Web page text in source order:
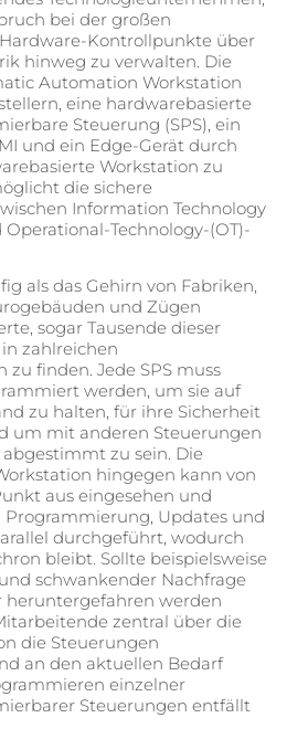
bei der großen
Kontrollpunkte über
hinweg zu verwalten. Die
Automation Workstation
eine hardwarebasierte
Steuerung (SPS), ein
und ein Edge-Gerät durch
Workstation zu
die sichere
Information Technology
Operational-Technology-(OT)-
als das Gehirn von Fabriken,
und Zügen
sogar Tausende dieser
zahlreichen
zu finden. Jede SPS muss
werden, um sie auf
zu halten, für ihre Sicherheit
um mit anderen Steuerungen
zu sein. Die
hingegen kann von
aus eingesehen und
Updates und
durchgeführt, wodurch
bleibt. Sollte beispielsweise
schwankender Nachfrage
heruntergefahren werden
zentral über die
die Steuerungen
an den aktuellen Bedarf
einzelner
Steuerungen entfällt